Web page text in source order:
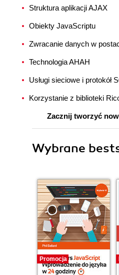
Struktura aplikacji AJAX
Obiekty JavaScriptu
Zwracanie danych w
Technologia AHAH
Usługi sieciowe i protokół
Korzystanie z biblioteki
Zacznij tworzyć
Wybrane
Promocja